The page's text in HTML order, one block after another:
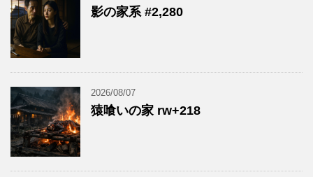
影の家系 #2,280
2026/08/07
猿喰いの家 rw+218